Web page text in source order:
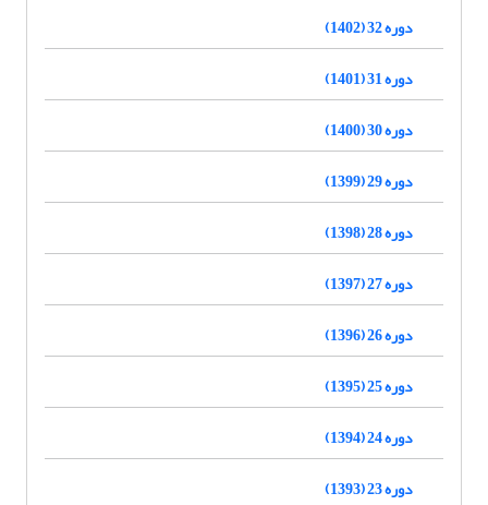
دوره 32 (1402)
دوره 31 (1401)
دوره 30 (1400)
دوره 29 (1399)
دوره 28 (1398)
دوره 27 (1397)
دوره 26 (1396)
دوره 25 (1395)
دوره 24 (1394)
دوره 23 (1393)